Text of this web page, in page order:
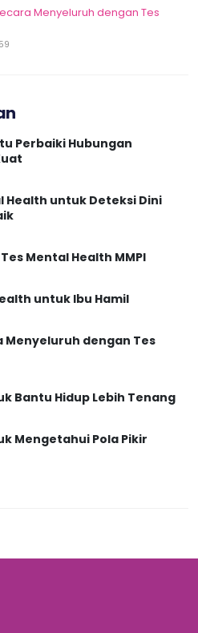
Menyeluruh dengan Tes
Perbaiki Hubungan
Health untuk Deteksi Dini
Mental Health MMPI
untuk Ibu Hamil
Menyeluruh dengan Tes
Bantu Hidup Lebih Tenang
Mengetahui Pola Pikir